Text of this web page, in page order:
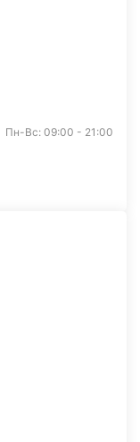
Пн-Вс: 09:00 - 21:00